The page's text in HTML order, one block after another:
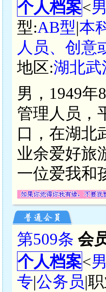
个人档案<男
型:AB型|本
人员、创意
地区:湖北武
男，1949
管理人员，
口，在湖北
业余爱好旅
一位爱我和
第509条 会
个人档案<男
专|公务员|